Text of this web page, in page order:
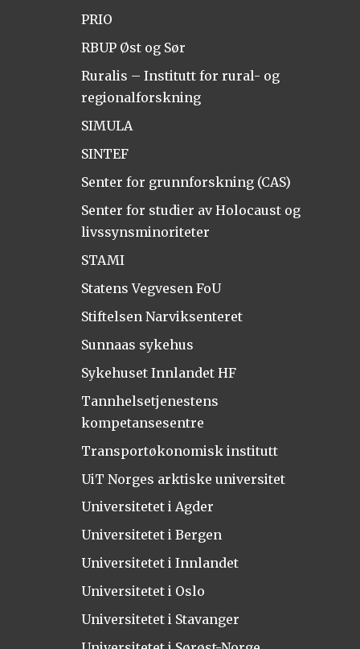
PRIO
RBUP Øst og Sør
Ruralis – Institutt for rural- og
regionalforskning
SIMULA
SINTEF
Senter for grunnforskning (CAS)
Senter for studier av Holocaust og
livssynsminoriteter
STAMI
Statens Vegvesen FoU
Stiftelsen Narviksenteret
Sunnaas sykehus
Sykehuset Innlandet HF
Tannhelsetjenestens
kompetansesentre
Transportøkonomisk institutt
UiT Norges arktiske universitet
Universitetet i Agder
Universitetet i Bergen
Universitetet i Innlandet
Universitetet i Oslo
Universitetet i Stavanger